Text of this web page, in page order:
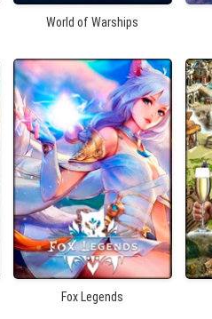
World of Warships
Fox Legends